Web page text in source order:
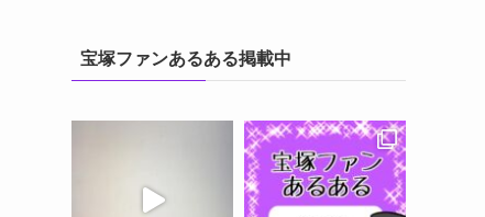
宝塚ファンあるある掲載中